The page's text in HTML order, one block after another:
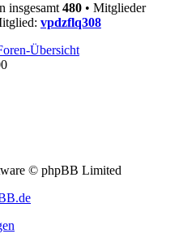
insgesamt 480 • Mitglieder
vpdzflq308
Übersicht
© phpBB Limited